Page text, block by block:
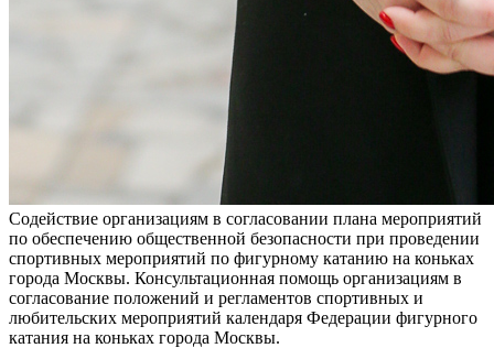
Содействие организациям в согласовании плана мероприятий
по обеспечению общественной безопасности при проведении
спортивных мероприятий по фигурному катанию на коньках
города Москвы. Консультационная помощь организациям в
согласование положений и регламентов спортивных и
любительских мероприятий календаря Федерации фигурного
катания на коньках города Москвы.